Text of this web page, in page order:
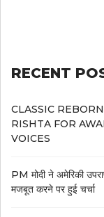
RECENT
CLASSIC
RISHTA FOR
VOICES
PM मोदी ने अमेरिकी
मजबूत करने पर हुई चर्चा